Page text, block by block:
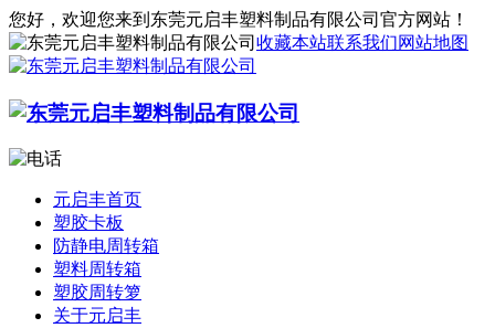
您好，欢迎您来到东莞元启丰塑料制品有限公司官方网站！
收藏本站联系我们网站地图
元启丰首页
塑胶卡板
防静电周转箱
塑料周转箱
塑胶周转箩
关于元启丰